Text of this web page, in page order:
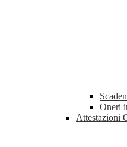
Oneri
Attestazioni